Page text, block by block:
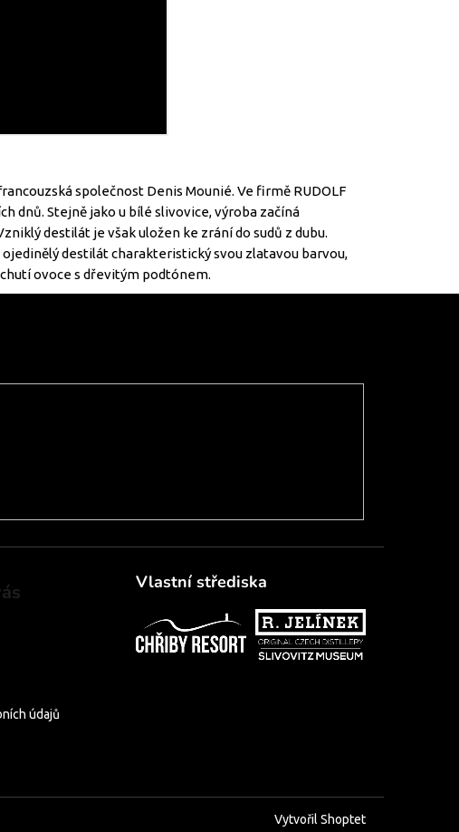
společnost Denis Mounié. Ve firmě RUDOLF
dnů. Stejně jako u bílé slivovice, výroba začíná
destilát je však uložen ke zrání do sudů z dubu.
destilát charakteristický svou zlatavou barvou,
ovoce s dřevitým podtónem.
údajů
Vlastní střediska
Vytvořil Shoptet